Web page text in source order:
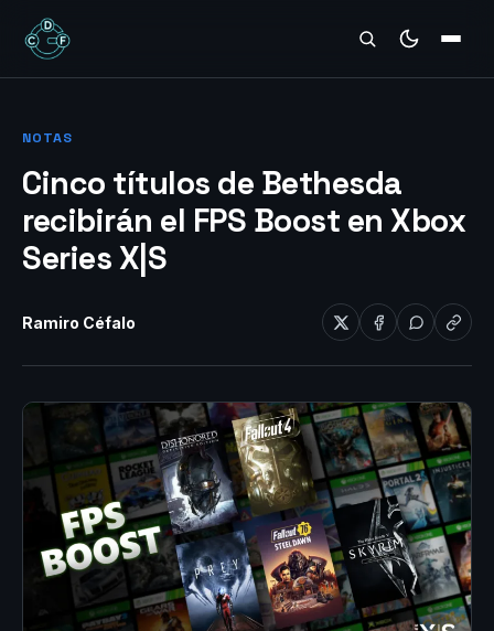
REVIEWS
NOTAS
Cinco títulos de Bethesda
recibirán el FPS Boost en Xbox
Series X|S
Ramiro Céfalo